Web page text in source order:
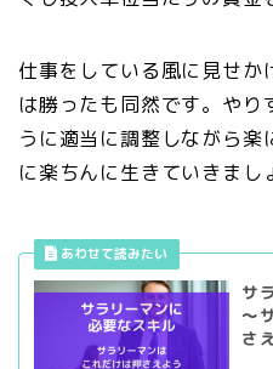
仕事をしている風に見せか
は勝ったも同然です。やり
うに適当に調整しながら
に楽ちんに生きていきまし
サ
～
さ